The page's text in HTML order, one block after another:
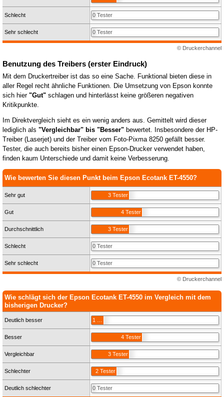
Schlecht 0 Tester
Sehr schlecht 0 Tester
© Druckerchannel
Benutzung des Treibers (erster Eindruck)
Mit dem Druckertreiber ist das so eine Sache. Funktional bieten diese in
aller Regel recht ähnliche Funktionen. Die Umsetzung von Epson konnte
sich hier "Gut" schlagen und hinterlässt keine größeren negativen
Kritikpunkte.
Im Direktvergleich sieht es ein wenig anders aus. Gemittelt wird dieser
lediglich als "Vergleichbar" bis "Besser" bewertet. Insbesondere der HP-
Treiber (Laserjet) und der Treiber vom Foto-Pixma 8250 gefällt besser.
Tester, die auch bereits bisher einen Epson-Drucker verwendet haben,
finden kaum Unterschiede und damit keine Verbesserung.
Wie bewerten Sie diesen Punkt beim Epson Ecotank ET-4550?
Sehr gut 3 Tester
Gut 4 Tester
Durchschnittlich 3 Tester
Schlecht 0 Tester
Sehr schlecht 0 Tester
© Druckerchannel
Wie schlägt sich der Epson Ecotank ET-4550 im Vergleich mit dem
bisherigen Drucker?
Deutlich besser
Besser 4 Tester
Vergleichbar 3 Tester
Schlechter 2 Tester
Deutlich schlechter 0 Tester